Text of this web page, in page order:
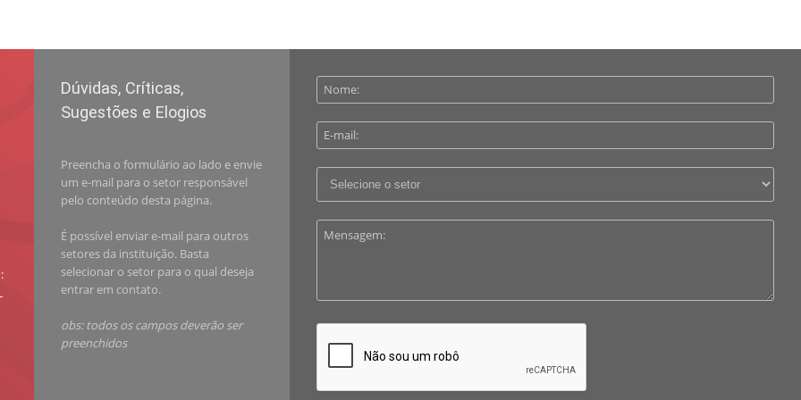
Dúvidas, Críticas,
Sugestões e Elogios
Preencha o formulário ao lado e envie
um e-mail para o setor responsável
pelo conteúdo desta página.
É possível enviar e-mail para outros
setores da instituição. Basta
selecionar o setor para o qual deseja
entrar em contato.
obs: todos os campos deverão ser
preenchidos